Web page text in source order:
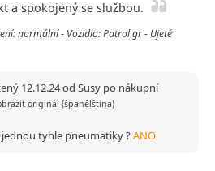
a spokojený se službou.
normální - Vozidlo: Patrol gr - Ujeté
12.12.24 od Susy po nákupní
originál (španělština)
tyhle pneumatiky ?ANO